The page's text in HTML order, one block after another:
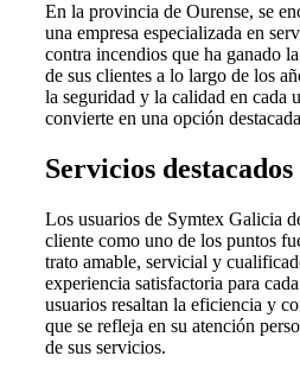
En la provincia de Ourense, se
una empresa especializada en
contra incendios que ha ganado
de sus clientes a lo largo de los
la seguridad y la calidad en cada
convierte en una opción
Servicios destacados
Los usuarios de Symtex Galicia
cliente como uno de los puntos
trato amable, servicial y
experiencia satisfactoria para
usuarios resaltan la eficiencia y
que se refleja en su atención
de sus servicios.